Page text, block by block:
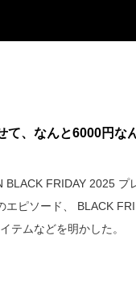
て、なんと6000円な
BLACK FRIDAY 2025
エピソード、 BLACK
テムなどを明かした。